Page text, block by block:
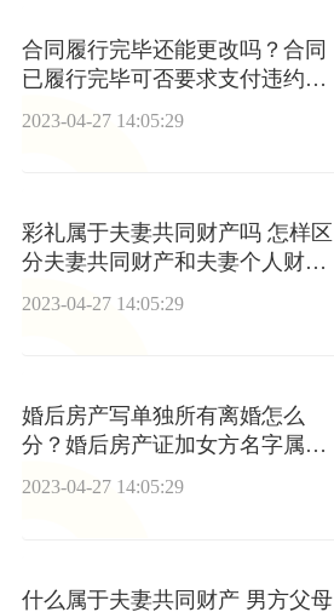
合同履行完毕还能更改吗？合同
已履行完毕可否要求支付违约
2023-04-27 14:05:29
彩礼属于夫妻共同财产吗 怎样区
分夫妻共同财产和夫妻个人财
2023-04-27 14:05:29
婚后房产写单独所有离婚怎么
分？婚后房产证加女方名字属于
共同财产吗？
2023-04-27 14:05:29
什么属于夫妻共同财产 男方父母